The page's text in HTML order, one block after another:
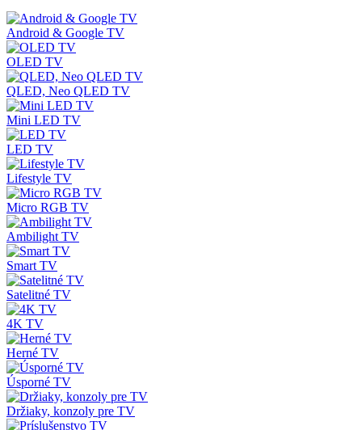
Android & Google TV
OLED TV
QLED, Neo QLED TV
Mini LED TV
LED TV
Lifestyle TV
Micro RGB TV
Ambilight TV
Smart TV
Satelitné TV
4K TV
Herné TV
Úsporné TV
Držiaky, konzoly pre TV